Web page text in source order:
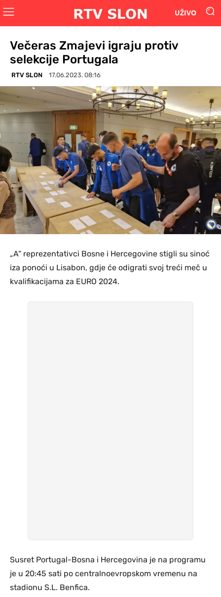
UŽIVO
Večeras Zmajevi igraju protiv
selekcije Portugala
RTV SLON 17.06.2023. 08:16
„A“ reprezentativci Bosne i Hercegovine stigli su sinoć
iza ponoći u Lisabon, gdje će odigrati svoj treći meč u
kvalifikacijama za EURO 2024.
Susret Portugal-Bosna i Hercegovina je na programu
je u 20:45 sati po centralnoevropskom vremenu na
stadionu S.L. Benfica.